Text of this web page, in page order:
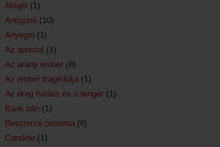
Abigél (1)
Antigoné (10)
Anyegin (1)
Az apostol (1)
Az arany ember (8)
Az ember tragédiája (1)
Az öreg halász és a tenger (1)
Bánk bán (1)
Beszterce ostroma (6)
Candide (1)